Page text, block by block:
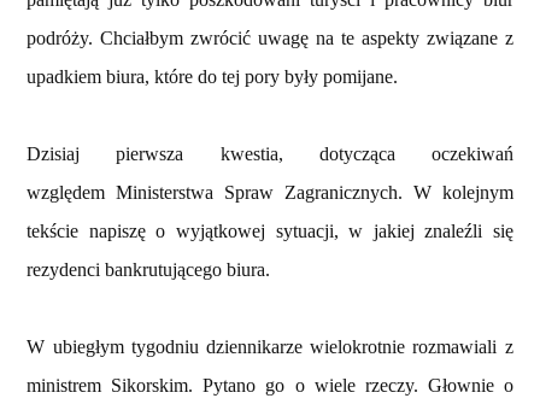
podróży. Chciałbym zwrócić uwagę na te aspekty związane z
upadkiem biura, które do tej pory były pomijane.
Dzisiaj pierwsza kwestia, dotycząca oczekiwań
względem Ministerstwa Spraw Zagranicznych. W kolejnym
tekście napiszę o wyjątkowej sytuacji, w jakiej znaleźli się
rezydenci bankrutującego biura.
W ubiegłym tygodniu dziennikarze wielokrotnie rozmawiali z
ministrem Sikorskim. Pytano go o wiele rzeczy. Głownie o